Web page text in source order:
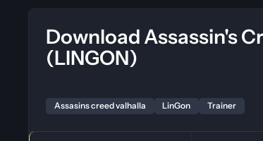
Download Assassin's
(LINGON)
Assasins creed valhalla LinGon Trainer